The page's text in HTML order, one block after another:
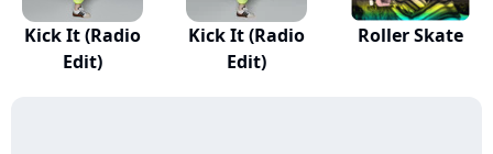
Kick It (Radio
Edit)
Kick It (Radio
Edit)
Roller Skate